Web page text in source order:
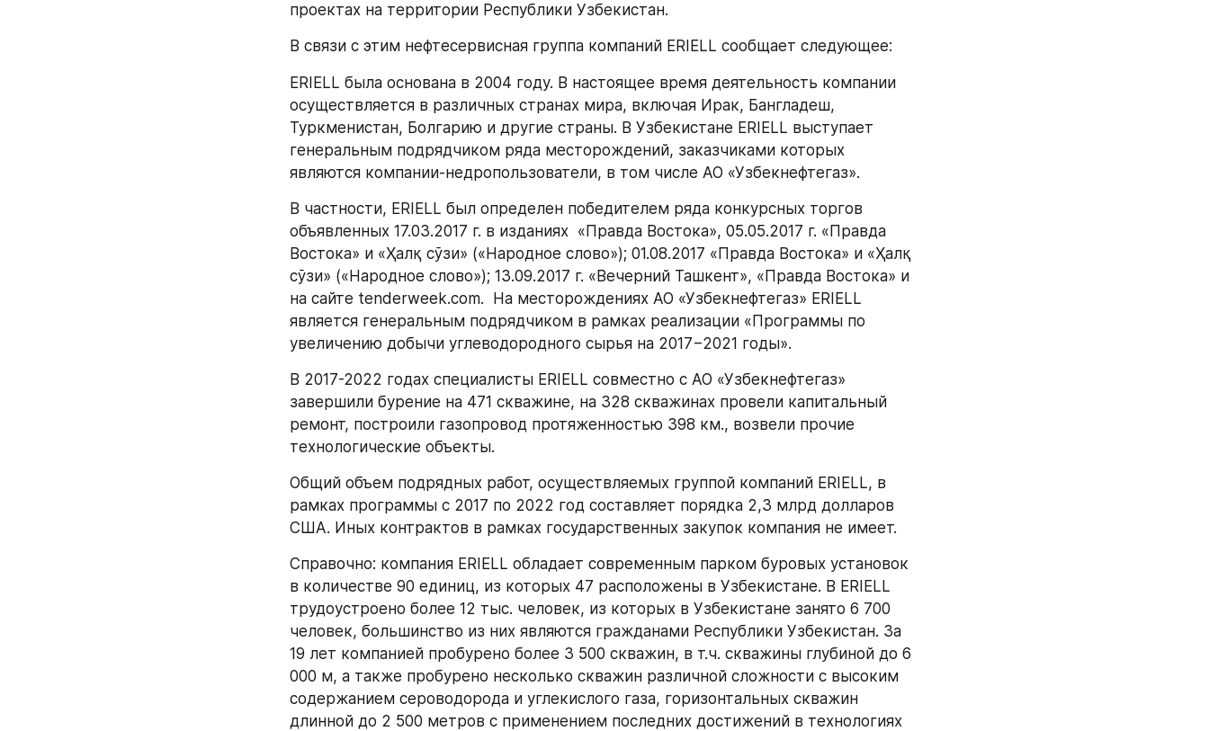
проектах на территории Республики Узбекистан.
В связи с этим нефтесервисная группа компаний ERIELL сообщает следующее:
ERIELL была основана в 2004 году. В настоящее время деятельность компании
осуществляется в различных странах мира, включая Ирак, Бангладеш,
Туркменистан, Болгарию и другие страны. В Узбекистане ERIELL выступает
генеральным подрядчиком ряда месторождений, заказчиками которых
являются компании-недропользователи, в том числе АО «Узбекнефтегаз».
В частности, ERIELL был определен победителем ряда конкурсных торгов
объявленных 17.03.2017 г. в изданиях  «Правда Востока», 05.05.2017 г. «Правда
Востока» и «Ҳалқ сўзи» («Народное слово»); 01.08.2017 «Правда Востока» и «Ҳалқ
сўзи» («Народное слово»); 13.09.2017 г. «Вечерний Ташкент», «Правда Востока» и
на сайте tenderweek.com.  На месторождениях АО «Узбекнефтегаз» ERIELL
является генеральным подрядчиком в рамках реализации «Программы по
увеличению добычи углеводородного сырья на 2017−2021 годы».
В 2017-2022 годах специалисты ERIELL совместно с АО «Узбекнефтегаз»
завершили бурение на 471 скважине, на 328 скважинах провели капитальный
ремонт, построили газопровод протяженностью 398 км., возвели прочие
технологические объекты.
Общий объем подрядных работ, осуществляемых группой компаний ERIELL, в
рамках программы с 2017 по 2022 год составляет порядка 2,3 млрд долларов
США. Иных контрактов в рамках государственных закупок компания не имеет.
Справочно: компания ERIELL обладает современным парком буровых установок
в количестве 90 единиц, из которых 47 расположены в Узбекистане. В ERIELL
трудоустроено более 12 тыс. человек, из которых в Узбекистане занято 6 700
человек, большинство из них являются гражданами Республики Узбекистан. За
19 лет компанией пробурено более 3 500 скважин, в т.ч. скважины глубиной до 6
000 м, а также пробурено несколько скважин различной сложности с высоким
содержанием сероводорода и углекислого газа, горизонтальных скважин
длинной до 2 500 метров с применением последних достижений в технологиях